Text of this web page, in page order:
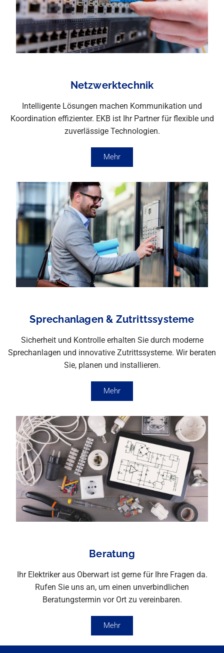
Netzwerktechnik
Intelligente Lösungen machen Kommunikation und
Koordination effizienter. EKB ist Ihr Partner für flexible und
zuverlässige Technologien.
Mehr
Sprechanlagen & Zutrittssysteme
Sicherheit und Kontrolle erhalten Sie durch moderne
Sprechanlagen und innovative Zutrittssysteme. Wir beraten
Sie, planen und installieren.
Mehr
Beratung
Ihr Elektriker aus Oberwart ist gerne für Ihre Fragen da.
Rufen Sie uns an, um einen unverbindlichen
Beratungstermin vor Ort zu vereinbaren.
Mehr